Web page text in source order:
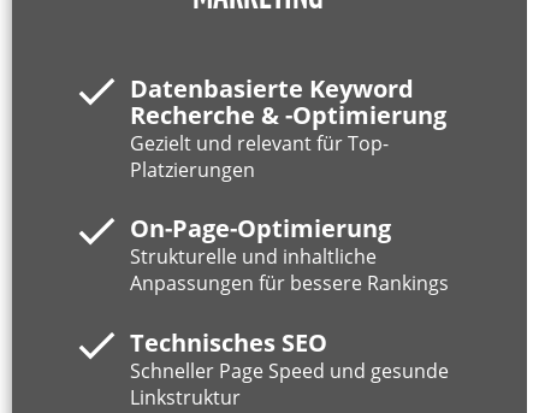
Datenbasierte Keyword
Recherche & -Optimierung
Gezielt und relevant für Top-
Platzierungen
On-Page-Optimierung
Strukturelle und inhaltliche
Anpassungen für bessere Rankings
Technisches SEO
Schneller Page Speed und gesunde
Linkstruktur